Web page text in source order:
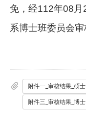
免，经112年08
系博士班委员会审
附件一_审核结果_硕士班先修课.pdf
附件三_审核结果_博士班先修课.pdf